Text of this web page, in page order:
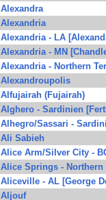
Alexandra
Alexandria
Alexandria - LA
Alexandria - MN
Alexandria - Northern
Alexandroupolis
Alfujairah (Fujairah)
Alghero - Sardinien
Alhegro/Sassari -
Ali Sabieh
Alice Arm/Silver City -
Alice Springs - Northern
Aliceville - AL [George
Aljouf